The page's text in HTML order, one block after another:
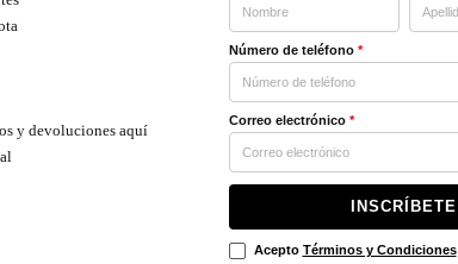
y devoluciones aquí
Número de teléfono*
Correo electrónico*
INSCRÍBETE
Acepto Términos y Condiciones